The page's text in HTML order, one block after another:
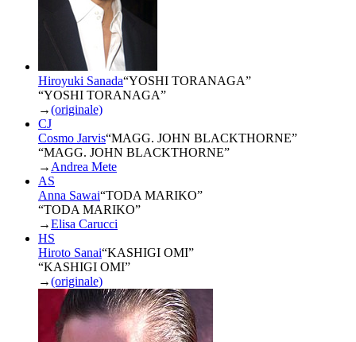
Hiroyuki Sanada“YOSHI TORANAGA”
“YOSHI TORANAGA”
→(originale)
CJ
Cosmo Jarvis“MAGG. JOHN BLACKTHORNE”
“MAGG. JOHN BLACKTHORNE”
→ Andrea Mete
AS
Anna Sawai“TODA MARIKO”
“TODA MARIKO”
→Elisa Carucci
HS
Hiroto Sanai“KASHIGI OMI”
“KASHIGI OMI”
→(originale)